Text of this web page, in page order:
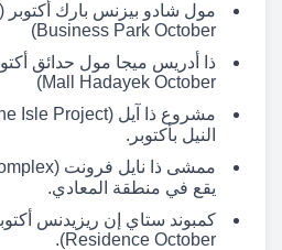
Business Park October)
Mall Hadayek October)
النيل بأكتوبر.
يقع في منطقة المعادي.
Residence October).